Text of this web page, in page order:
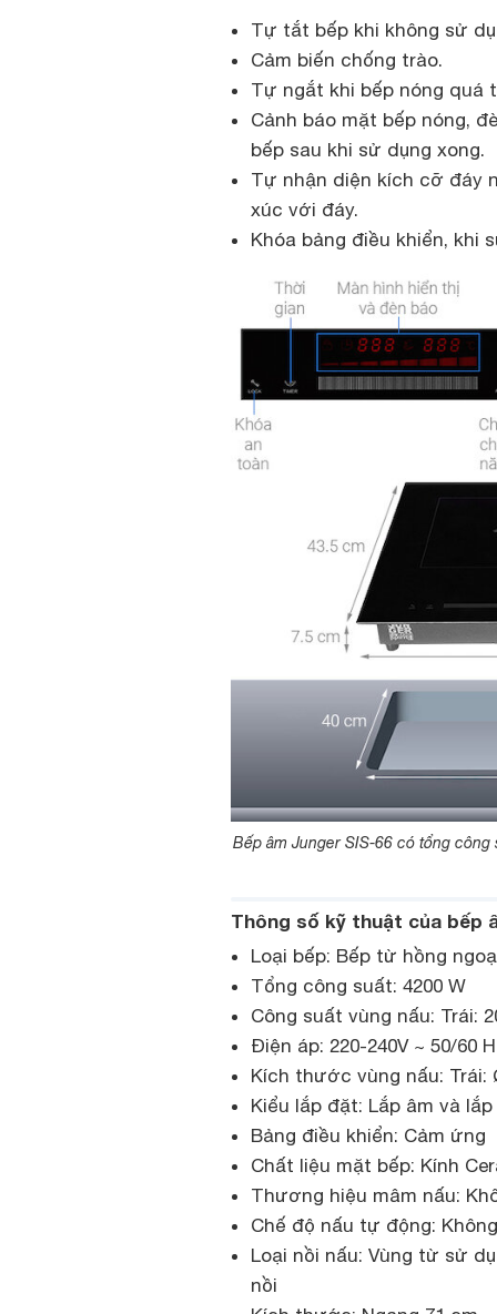
Tự tắt bếp khi không sử
Cảm biến chống trào.
Tự ngắt khi bếp nóng quá
Cảnh báo mặt bếp nóng,
bếp sau khi sử dụng xong.
Tự nhận diện kích cỡ đáy
xúc với đáy.
Khóa bảng điều khiển, khi
Bếp âm Junger SIS-66 có tổng
Thông số kỹ thuật của bếp
Loại bếp: Bếp từ hồng
Tổng công suất: 4200 W
Công suất vùng nấu: Trái:
Điện áp: 220-240V ~ 50/60
Kích thước vùng nấu:
Kiểu lắp đặt: Lắp âm và
Bảng điều khiển: Cảm ứng
Chất liệu mặt bếp: Kính
Thương hiệu mâm nấu:
Chế độ nấu tự động:
Loại nồi nấu: Vùng từ sử
nồi